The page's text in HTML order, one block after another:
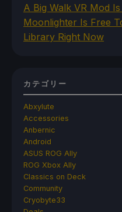
A Big Walk VR Mod
Moonlighter Is Free
Library Right Now
カテゴリー
Abxylute
Accessories
Anbernic
Android
ASUS ROG Ally
ROG Xbox Ally
Classics on Deck
Community
Cryobyte33